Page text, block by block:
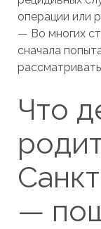
операции или
— Во многих
сначала
Что
—